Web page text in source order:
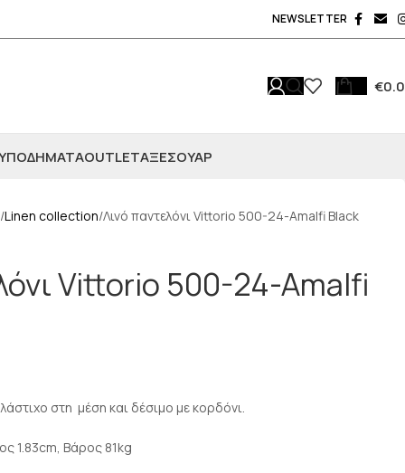
NEWSLETTER
€
OUTLETΑΞΕΣΟΥΆΡ
Linen collection Λινό παντελόνι Vittorio 500-24-Amalfi Black
Vittorio 500-24-Amalfi
στη μέση και δέσιμο με κορδόνι.
1.83cm, Βάρος 81kg